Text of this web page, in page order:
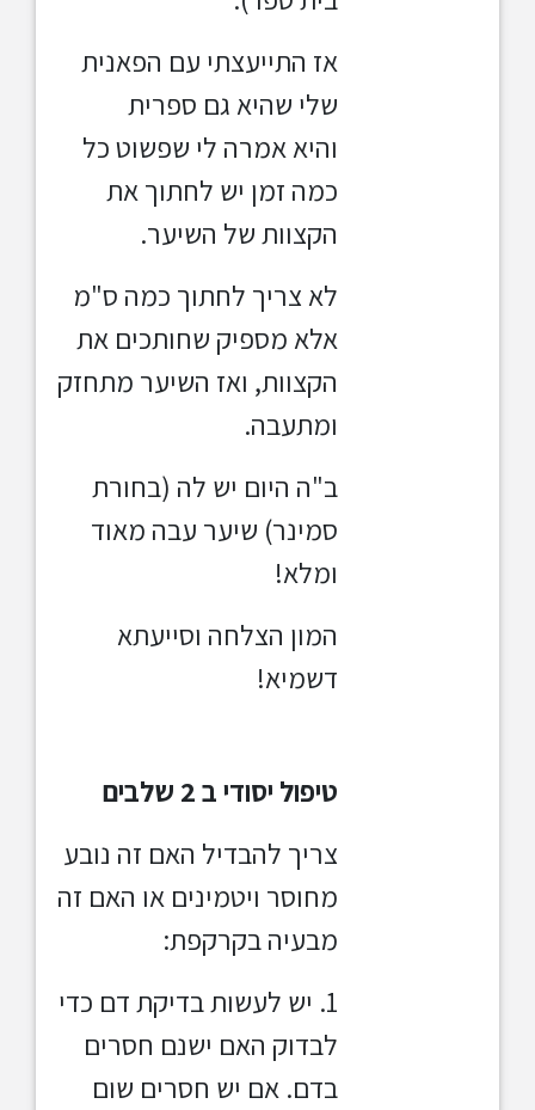
אז התייעצתי עם הפאנית
שלי שהיא גם ספרית
והיא אמרה לי שפשוט כל
כמה זמן יש לחתוך את
הקצוות של השיער.
לא צריך לחתוך כמה ס"מ
אלא מספיק שחותכים את
הקצוות, ואז השיער מתחזק
ומתעבה.
ב"ה היום יש לה (בחורת
סמינר) שיער עבה מאוד
ומלא!
המון הצלחה וסייעתא
דשמיא!
טיפול יסודי ב 2 שלבים
צריך להבדיל האם זה נובע
מחוסר ויטמינים או האם זה
מבעיה בקרקפת:
1. יש לעשות בדיקת דם כדי
לבדוק האם ישנם חסרים
בדם. אם יש חסרים שום